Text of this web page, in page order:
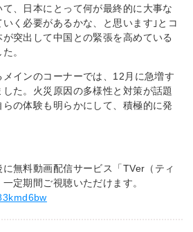
、日本にとって何が最終的に大事な
く必要があるかな、と思います｣とコ
突出して中国との緊張を高めている
。
インのコーナーでは、12月に急増す
た。火災原因の多様性と対策が話題
の体験も明らかにして、積極的に発
無料動画配信サービス「TVer（ティ
一定期間ご視聴いただけます。